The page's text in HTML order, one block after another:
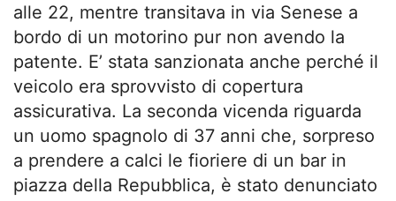
alle 22, mentre transitava in via Senese a
bordo di un motorino pur non avendo la
patente. E’ stata sanzionata anche perché il
veicolo era sprovvisto di copertura
assicurativa. La seconda vicenda riguarda
un uomo spagnolo di 37 anni che, sorpreso
a prendere a calci le fioriere di un bar in
piazza della Repubblica, è stato denunciato